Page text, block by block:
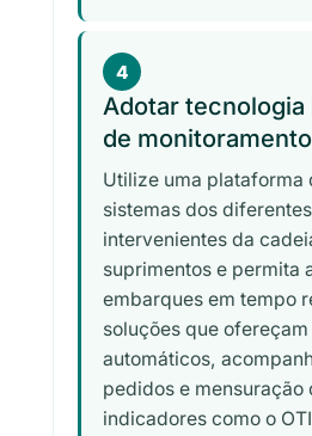
4
Adotar tecnologia
de monitoramento
Utilize uma plataforma
sistemas dos diferentes
intervenientes da
suprimentos e permita
embarques em tempo
soluções que
automáticos,
pedidos e mensuração
indicadores como o